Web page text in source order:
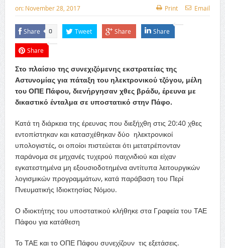
on: November 28, 2017 Print Email
Share 0 Tweet Share Share
Share
Στο πλαίσιο της συνεχιζόμενης εκστρατείας της
Αστυνομίας για πάταξη του ηλεκτρονικού τζόγου, μέλη
του ΟΠΕ Πάφου, διενήργησαν χθες βράδυ, έρευνα με
δικαστικό ένταλμα σε υποστατικό στην Πάφο.
Κατά τη διάρκεια της έρευνας που διεξήχθη στις 20:40 χθες
εντοπίστηκαν και κατασχέθηκαν δύο ηλεκτρονικοί
υπολογιστές, οι οποίοι πιστεύεται ότι μετατρέπονταν
παράνομα σε μηχανές τυχερού παιχνιδιού και είχαν
εγκατεστημένα μη εξουσιοδοτημένα αντίτυπα λειτουργικών
λογισμικών προγραμμάτων, κατά παράβαση του Περί
Πνευματικής Ιδιοκτησίας Νόμου.
Ο ιδιοκτήτης του υποστατικού κλήθηκε στα Γραφεία του ΤΑΕ
Πάφου για κατάθεση
Το ΤΑΕ και το ΟΠΕ Πάφου συνεχίζουν τις εξετάσεις.